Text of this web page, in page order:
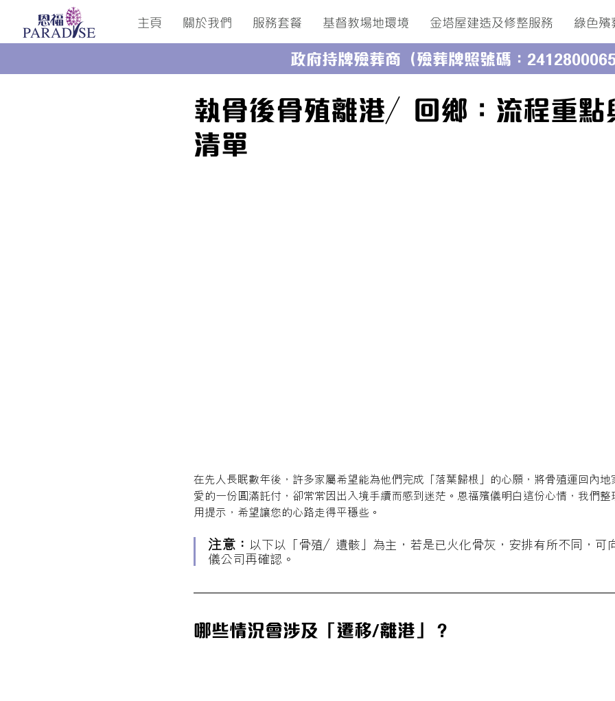
主頁 關於我們 服務套餐 基督教場地環境 金塔屋建造及修整服務 綠色殯
政府持牌殮葬商（殮葬牌照號碼：
執骨後骨殖離港／回鄉：流程重點
清單
在先人長眠數年後，許多家屬希望能為他們完成「落葉歸根」的心願，將骨殖運回內地
愛的一份圓滿託付，卻常常因出入境手續而感到迷茫。恩福殯儀明白這份心情，我們整
用提示，希望讓您的心路走得平穩些。
注意：
以下以「骨殖／遺骸」為主，若是已火化骨灰，安排有所不同，可
儀公司再確認。
哪些情況會涉及「遷移/離港」？